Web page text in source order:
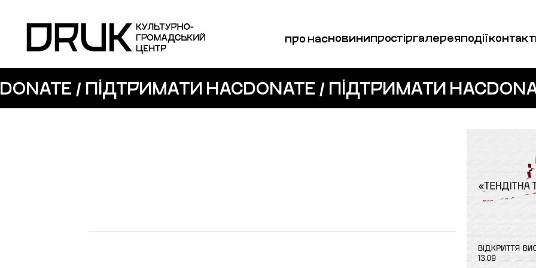
про насновинипростіргалереяподії
DONATE / ПІДТРИМАТИ НАСDONATE / ПІДТРИМАТИ НАС